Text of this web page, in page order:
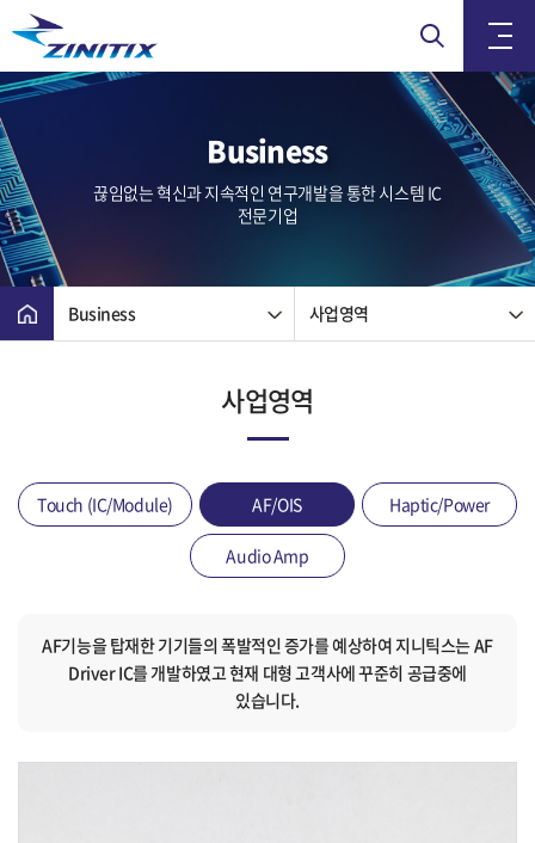
Business
끊임없는 혁신과 지속적인 연구개발을 통한 시스템 IC
전문기업
Business 사업영역
사업영역
Touch (IC/Module) AF/OIS Haptic/Power
Audio Amp
AF기능을 탑재한 기기들의 폭발적인 증가를 예상하여 지니틱스는 AF
Driver IC를 개발하였고 현재 대형 고객사에 꾸준히 공급중에
있습니다.